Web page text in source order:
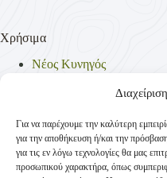
Για να παρέχουμε την καλύτερη
για την αποθήκευση ή/και την
για τις εν λόγω τεχνολογίες θα μας
προσωπικού χαρακτήρα, όπως
Χρήσιμα
Νέος Κυνηγός
Νομοθεσία
Πολιτική Απορρήτου
Πολιτική Cookies (ΕΕ)